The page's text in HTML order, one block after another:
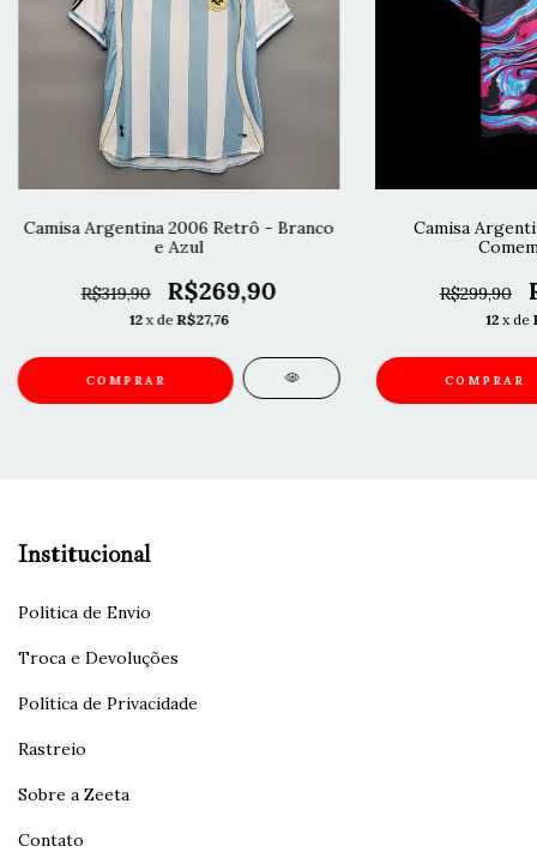
Camisa Argentina 2006 Retrô - Branco
e Azul
R$319,90 R$269,90
12 x deR$27,76
COMPRAR
Camisa
R$299,90
12 x de
COMPRAR
Institucional
Política de Envio
Troca e Devoluções
Política de Privacidade
Rastreio
Sobre a Zeeta
Contato